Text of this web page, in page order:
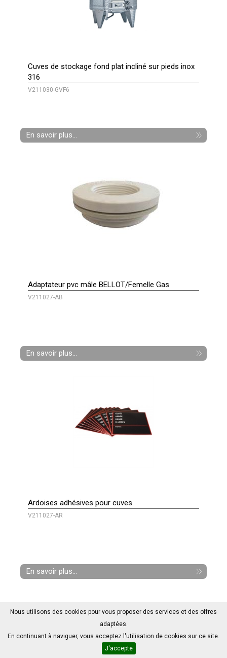
Nous utilisons des cookies pour vous proposer des services et des offres
adaptées.
En continuant à naviguer, vous acceptez l'utilisation de cookies sur ce site.
J'accepte
Cuves de stockage fond plat incliné sur pieds inox
316
V211030-GVF6
En savoir plus...
Adaptateur pvc mâle BELLOT/Femelle Gas
V211027-AB
En savoir plus...
Ardoises adhésives pour cuves
V211027-AR
En savoir plus...